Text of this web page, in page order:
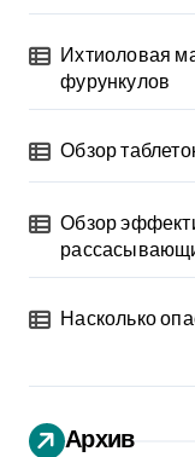
Ихтиоловая
фурункулов
Обзор
Обзор
Насколько
Архив